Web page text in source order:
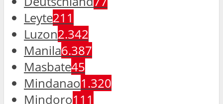
Leyte211
Luzon2.342
Manila6.387
Masbate45
Mindanao1.320
Mindoro111